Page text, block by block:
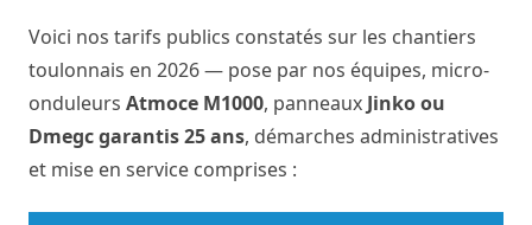
Voici nos tarifs publics constatés sur les chantiers
toulonnais en 2026 — pose par nos équipes, micro-
onduleurs Atmoce M1000, panneaux Jinko ou
Dmegc garantis 25 ans, démarches administratives
et mise en service comprises :